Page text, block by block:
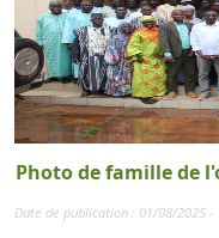
Photo de famille de
Date de publication : 01/08/2025 -